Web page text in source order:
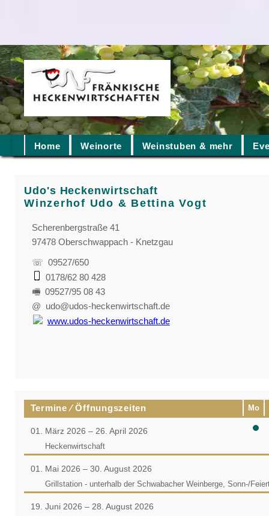
Home Weinorte Weinstuben & mehr
Udo's Heckenwirtschaft
Winzerhof Udo & Bettina Vogt
Scherenbergstraße 41
97478 Oberschwappach - Knetzgau
☏ 09527/650
0178/62 80 428
🖷 09527/95 08 43
@ udo@udos-heckenwirtschaft.de
www.udos-heckenwirtschaft.de
Termine ⁄ Öffnungszeiten Mo
01. März 2026 – 26. April 2026
Heckenwirtschaft
01. Mai 2026 – 30. August 2026
Grillstation - unterhalb der Schwabacher Weinberge, Sonn-/
19. Juni 2026 – 28. August 2026